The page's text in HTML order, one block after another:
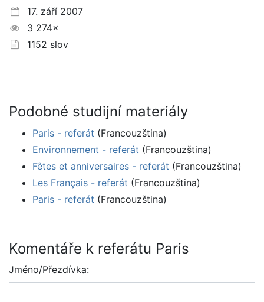
17. září 2007
3 274×
1152 slov
Podobné studijní materiály
Paris - referát (Francouzština)
Environnement - referát (Francouzština)
Fêtes et anniversaires - referát (Francouzština)
Les Français - referát (Francouzština)
Paris - referát (Francouzština)
Komentáře k referátu Paris
Jméno/Přezdívka: